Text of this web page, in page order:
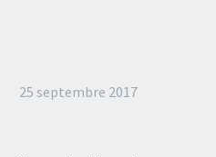
25 septembre 2017